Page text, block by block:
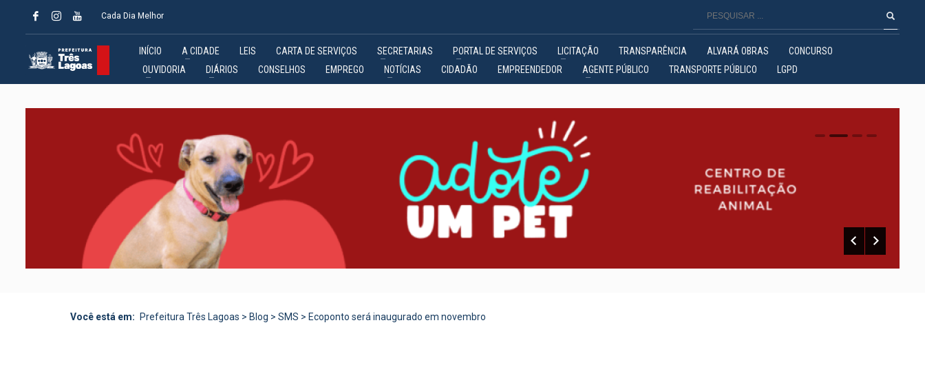
Cada Dia Melhor
INÍCIO A CIDADE LEIS CARTA DE SERVIÇOS SECRETARIAS PORTAL DE SERVIÇOS LICITAÇÃO TRANSPARÊNCIA ALVARÁ OBRAS
CONCURSO
OUVIDORIA
DIÁRIOS CONSELHOS EMPREGO NOTÍCIAS CIDADÃO EMPREENDEDOR AGENTE PÚBLICO TRANSPORTE PÚBLICO LGPD
0 1 2
Você está em: Prefeitura Três Lagoas > Blog > SMS > Ecoponto será inaugurado em novembro